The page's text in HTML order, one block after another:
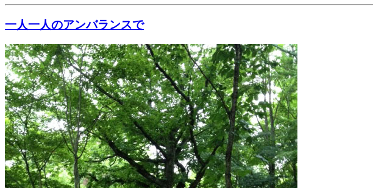
一人一人のアンバランスで